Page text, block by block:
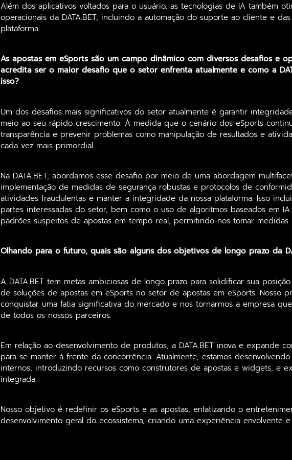
Além dos aplicativos voltados para o usuário, as tecnologias de IA também
operacionais da DATA.BET, incluindo a automação do suporte ao cliente e
plataforma.
As apostas em eSports são um campo dinâmico com diversos desafios e
acredita ser o maior desafio que o setor enfrenta atualmente e como a
isso?
Um dos desafios mais significativos do setor atualmente é garantir
meio ao seu rápido crescimento. À medida que o cenário dos eSports
transparência e prevenir problemas como manipulação de resultados e
cada vez mais primordial.
Na DATA.BET, abordamos esse desafio por meio de uma abordagem
implementação de medidas de segurança robustas e protocolos de
atividades fraudulentas e manter a integridade da nossa plataforma. Isso
partes interessadas do setor, bem como o uso de algoritmos baseados em
padrões suspeitos de apostas em tempo real, permitindo-nos tomar medidas
Olhando para o futuro, quais são alguns dos objetivos de longo prazo da
A DATA.BET tem metas ambiciosas de longo prazo para solidificar sua
de soluções de apostas em eSports no setor de apostas em eSports. Nosso
conquistar uma fatia significativa do mercado e nos tornarmos a empresa
de todos os nossos parceiros.
Em relação ao desenvolvimento de produtos, a DATA.BET inova e expande
para se manter à frente da concorrência. Atualmente, estamos
internos, introduzindo recursos como construtores de apostas e widgets, e
integrada.
Nosso objetivo é redefinir os eSports e as apostas, enfatizando o
desenvolvimento geral do ecossistema, criando uma experiência envolvente